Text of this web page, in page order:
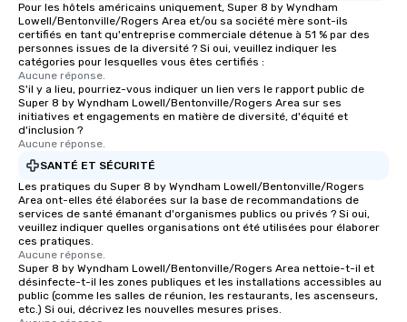
Pour les hôtels américains uniquement, Super 8 by Wyndham
Lowell/Bentonville/Rogers Area et/ou sa société mère sont-ils
certifiés en tant qu'entreprise commerciale détenue à 51 % par des
personnes issues de la diversité ? Si oui, veuillez indiquer les
catégories pour lesquelles vous êtes certifiés :
Aucune réponse.
S'il y a lieu, pourriez-vous indiquer un lien vers le rapport public de
Super 8 by Wyndham Lowell/Bentonville/Rogers Area sur ses
initiatives et engagements en matière de diversité, d'équité et
d'inclusion ?
Aucune réponse.
SANTÉ ET SÉCURITÉ
Les pratiques du Super 8 by Wyndham Lowell/Bentonville/Rogers
Area ont-elles été élaborées sur la base de recommandations de
services de santé émanant d'organismes publics ou privés ? Si oui,
veuillez indiquer quelles organisations ont été utilisées pour élaborer
ces pratiques.
Aucune réponse.
Super 8 by Wyndham Lowell/Bentonville/Rogers Area nettoie-t-il et
désinfecte-t-il les zones publiques et les installations accessibles au
public (comme les salles de réunion, les restaurants, les ascenseurs,
etc.) Si oui, décrivez les nouvelles mesures prises.